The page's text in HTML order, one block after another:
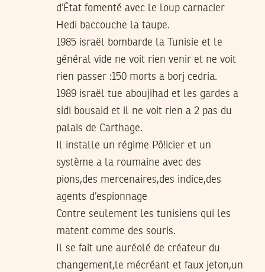
d’État fomenté avec le loup carnacier
Hedi baccouche la taupe.
1985 israël bombarde la Tunisie et le
général vide ne voit rien venir et ne voit
rien passer :150 morts a borj cedria.
1989 israël tue aboujihad et les gardes a
sidi bousaid et il ne voit rien a 2 pas du
palais de Carthage.
Il installe un régime Pô!icier et un
système a la roumaine avec des
pions,des mercenaires,des indice,des
agents d’espionnage
Contre seulement les tunisiens qui les
matent comme des souris.
Il se fait une auréolé de créateur du
changement,le mécréant et faux jeton,un